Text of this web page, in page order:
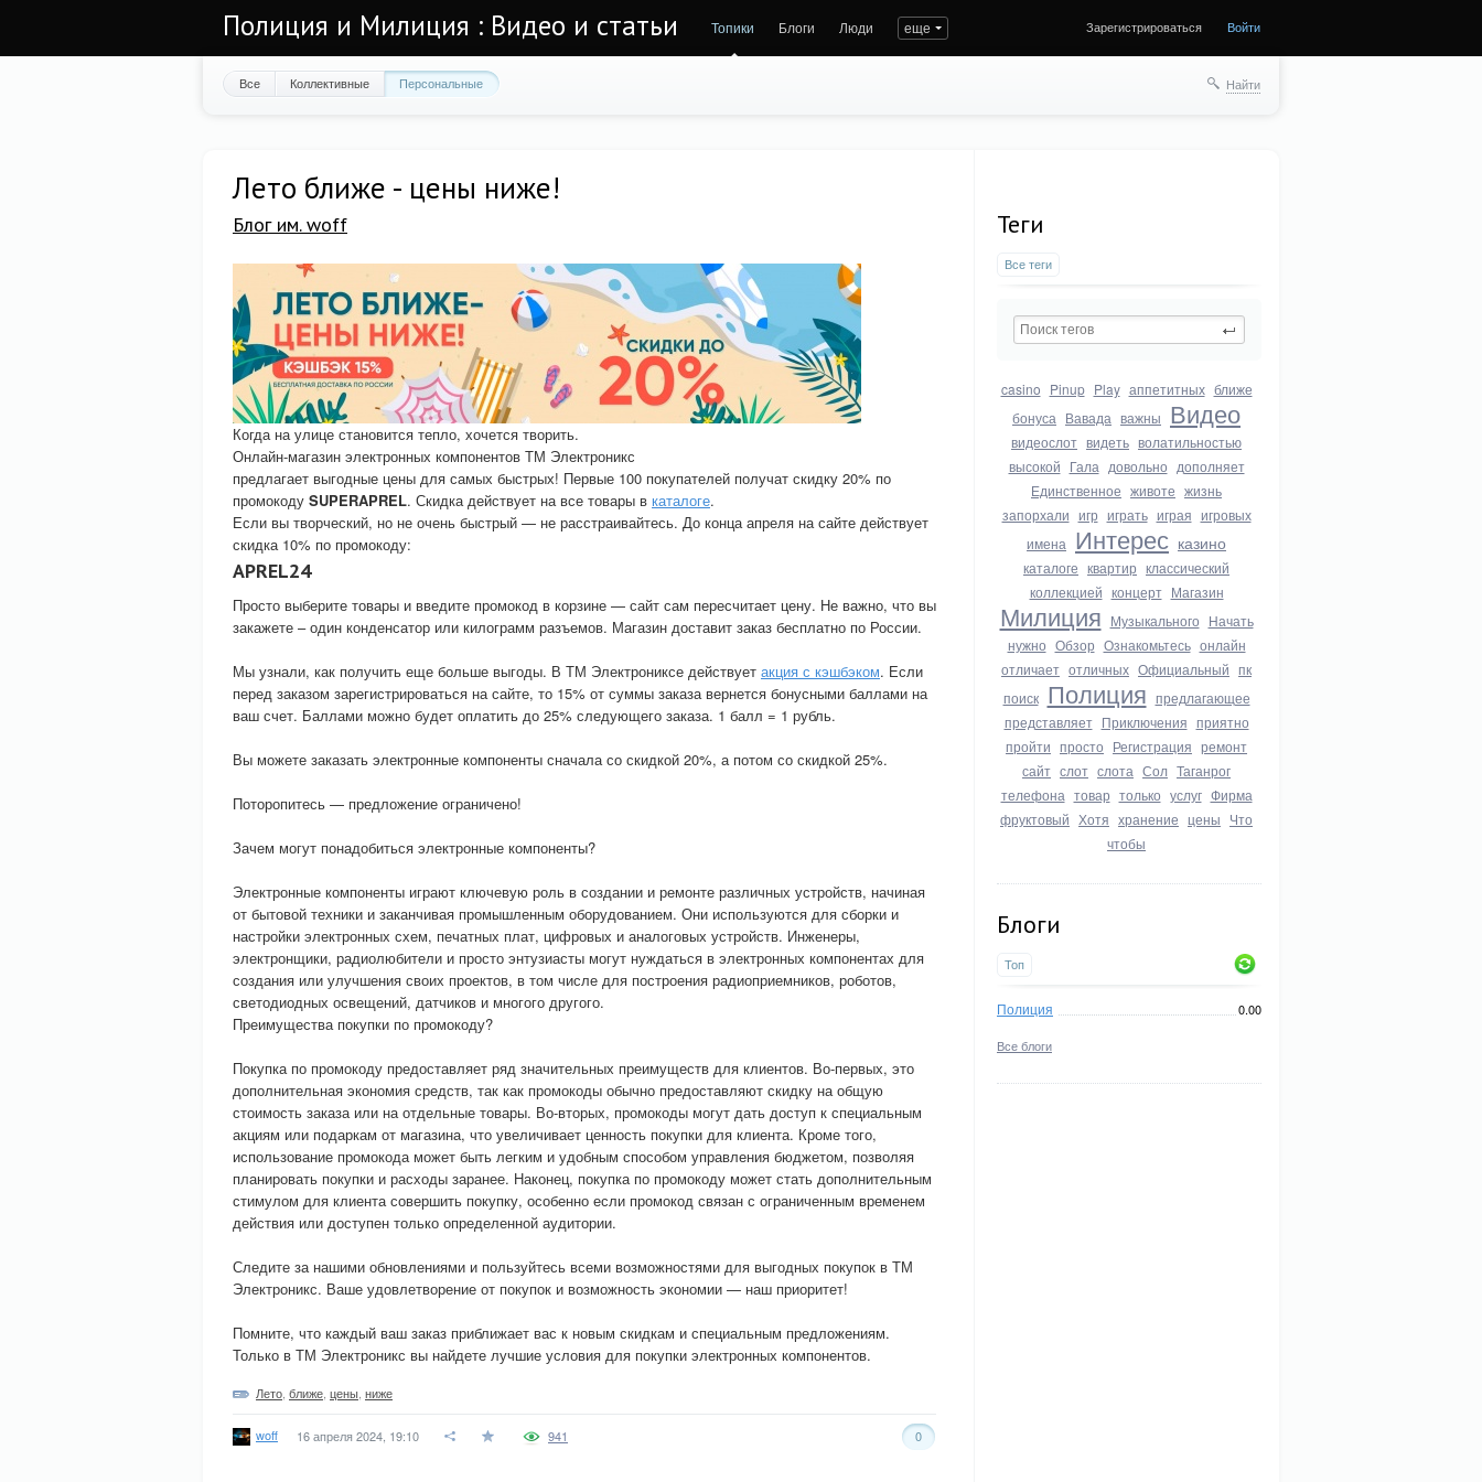
Полиция и Милиция : Видео и статьи Топики Блоги Люди еще Зарегистрироваться Войти
Все Коллективные Персональные Найти
Теги
Все теги
casino Pinup Play аппетитных ближе
бонуса Вавада важны Видео
видеослот видеть волатильностью
высокой Гала довольно дополняет
Единственное животе жизнь
запорхали игр играть играя игровых
имена Интерес казино
каталоге квартир классический
коллекцией концерт Магазин
Милиция Музыкального Начать
нужно Обзор Ознакомьтесь онлайн
отличает отличных Официальный пк
поиск Полиция предлагающее
представляет Приключения приятно
пройти просто Регистрация ремонт
сайт слот слота Сол Таганрог
телефона товар только услуг Фирма
фруктовый Хотя хранение цены Что
чтобы
Блоги
Топ
Полиция 0.00
Все блоги
Лето ближе - цены ниже!
Блог им. woff
Когда на улице становится тепло, хочется творить.
Онлайн-магазин электронных компонентов ТМ Электроникс
предлагает выгодные цены для самых быстрых! Первые 100 покупателей получат скидку 20% по
промокоду SUPERAPREL. Скидка действует на все товары в каталоге.
Если вы творческий, но не очень быстрый — не расстраивайтесь. До конца апреля на сайте действует
скидка 10% по промокоду:
APREL24
Просто выберите товары и введите промокод в корзине — сайт сам пересчитает цену. Не важно, что вы
закажете – один конденсатор или килограмм разъемов. Магазин доставит заказ бесплатно по России.
Мы узнали, как получить еще больше выгоды. В ТМ Электрониксе действует акция с кэшбэком. Если
перед заказом зарегистрироваться на сайте, то 15% от суммы заказа вернется бонусными баллами на
ваш счет. Баллами можно будет оплатить до 25% следующего заказа. 1 балл = 1 рубль.
Вы можете заказать электронные компоненты сначала со скидкой 20%, а потом со скидкой 25%.
Поторопитесь — предложение ограничено!
Зачем могут понадобиться электронные компоненты?
Электронные компоненты играют ключевую роль в создании и ремонте различных устройств, начиная
от бытовой техники и заканчивая промышленным оборудованием. Они используются для сборки и
настройки электронных схем, печатных плат, цифровых и аналоговых устройств. Инженеры,
электронщики, радиолюбители и просто энтузиасты могут нуждаться в электронных компонентах для
создания или улучшения своих проектов, в том числе для построения радиоприемников, роботов,
светодиодных освещений, датчиков и многого другого.
Преимущества покупки по промокоду?
Покупка по промокоду предоставляет ряд значительных преимуществ для клиентов. Во-первых, это
дополнительная экономия средств, так как промокоды обычно предоставляют скидку на общую
стоимость заказа или на отдельные товары. Во-вторых, промокоды могут дать доступ к специальным
акциям или подаркам от магазина, что увеличивает ценность покупки для клиента. Кроме того,
использование промокода может быть легким и удобным способом управления бюджетом, позволяя
планировать покупки и расходы заранее. Наконец, покупка по промокоду может стать дополнительным
стимулом для клиента совершить покупку, особенно если промокод связан с ограниченным временем
действия или доступен только определенной аудитории.
Следите за нашими обновлениями и пользуйтесь всеми возможностями для выгодных покупок в ТМ
Электроникс. Ваше удовлетворение от покупок и возможность экономии — наш приоритет!
Помните, что каждый ваш заказ приближает вас к новым скидкам и специальным предложениям.
Только в ТМ Электроникс вы найдете лучшие условия для покупки электронных компонентов.
Лето ближе цены ниже
woff 16 апреля 2024, 19:10 0
941